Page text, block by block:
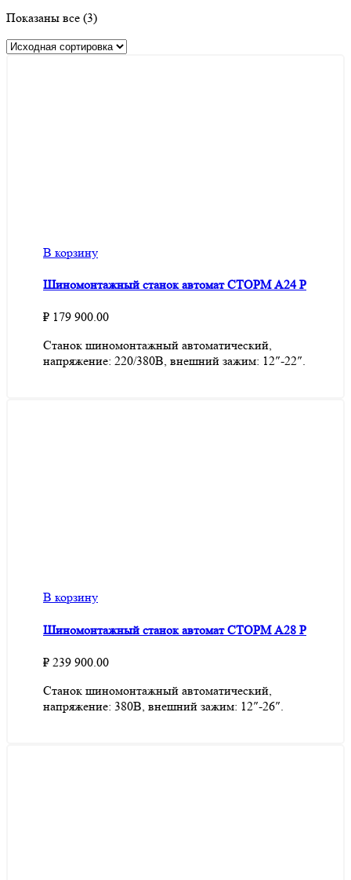
Показаны все (3)
В корзину
Шиномонтажный станок автомат СТОРМ A24 P
₽ 179 900.00
Станок шиномонтажный автоматический,
напряжение: 220/380В, внешний зажим: 12″-22″.
В корзину
Шиномонтажный станок автомат СТОРМ А28 P
₽ 239 900.00
Станок шиномонтажный автоматический,
напряжение: 380В, внешний зажим: 12″-26″.